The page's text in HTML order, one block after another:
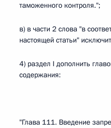
таможенного контроля.";
в) в части 2 слова "в
настоящей статьи"
4) раздел I дополнить
содержания:
"Глава 111. Введение